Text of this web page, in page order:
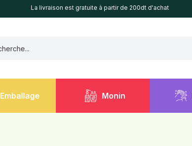
La livraison est gratuite à partir de 200dt d'achat
Emballage Monin